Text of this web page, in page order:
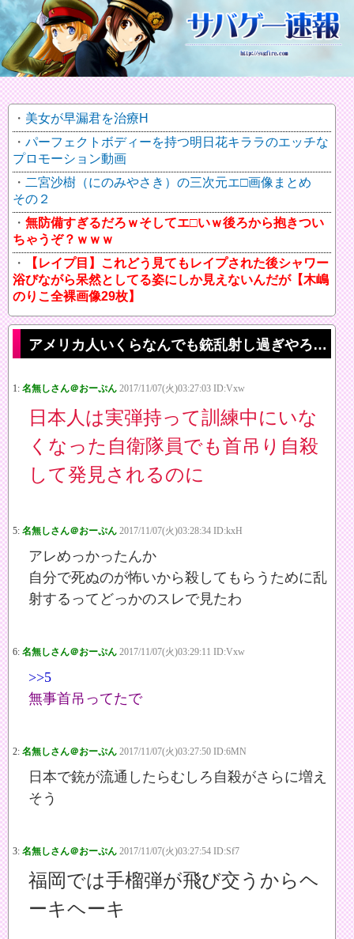
美女が早漏君を治療H
パーフェクトボディーを持つ明日花キララのエッチな
プロモーション動画
二宮沙樹（にのみやさき）の三次元エ□画像まとめ
その２
無防備すぎるだろｗそしてエ□いｗ後ろから抱きつい
ちゃうぞ？ｗｗｗ
【レイプ目】これどう見てもレイプされた後シャワー
浴びながら呆然としてる姿にしか見えないんだが【木嶋
のりこ全裸画像29枚】
アメリカ人いくらなんでも銃乱射し過ぎやろ…
1: 名無しさん＠おーぷん 2017/11/07(火)03:27:03 ID:Vxw
日本人は実弾持って訓練中にいな
くなった自衛隊員でも首吊り自殺
して発見されるのに
5: 名無しさん＠おーぷん 2017/11/07(火)03:28:34 ID:kxH
アレめっかったんか
自分で死ぬのが怖いから殺してもらうために乱
射するってどっかのスレで見たわ
6: 名無しさん＠おーぷん 2017/11/07(火)03:29:11 ID:Vxw
>>5
無事首吊ってたで
2: 名無しさん＠おーぷん 2017/11/07(火)03:27:50 ID:6MN
日本で銃が流通したらむしろ自殺がさらに増え
そう
3: 名無しさん＠おーぷん 2017/11/07(火)03:27:54 ID:Sf7
福岡では手榴弾が飛び交うからヘ
ーキヘーキ